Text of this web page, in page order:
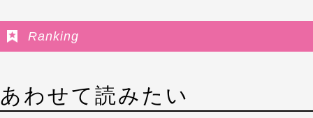
Ranking
あわせて読みたい